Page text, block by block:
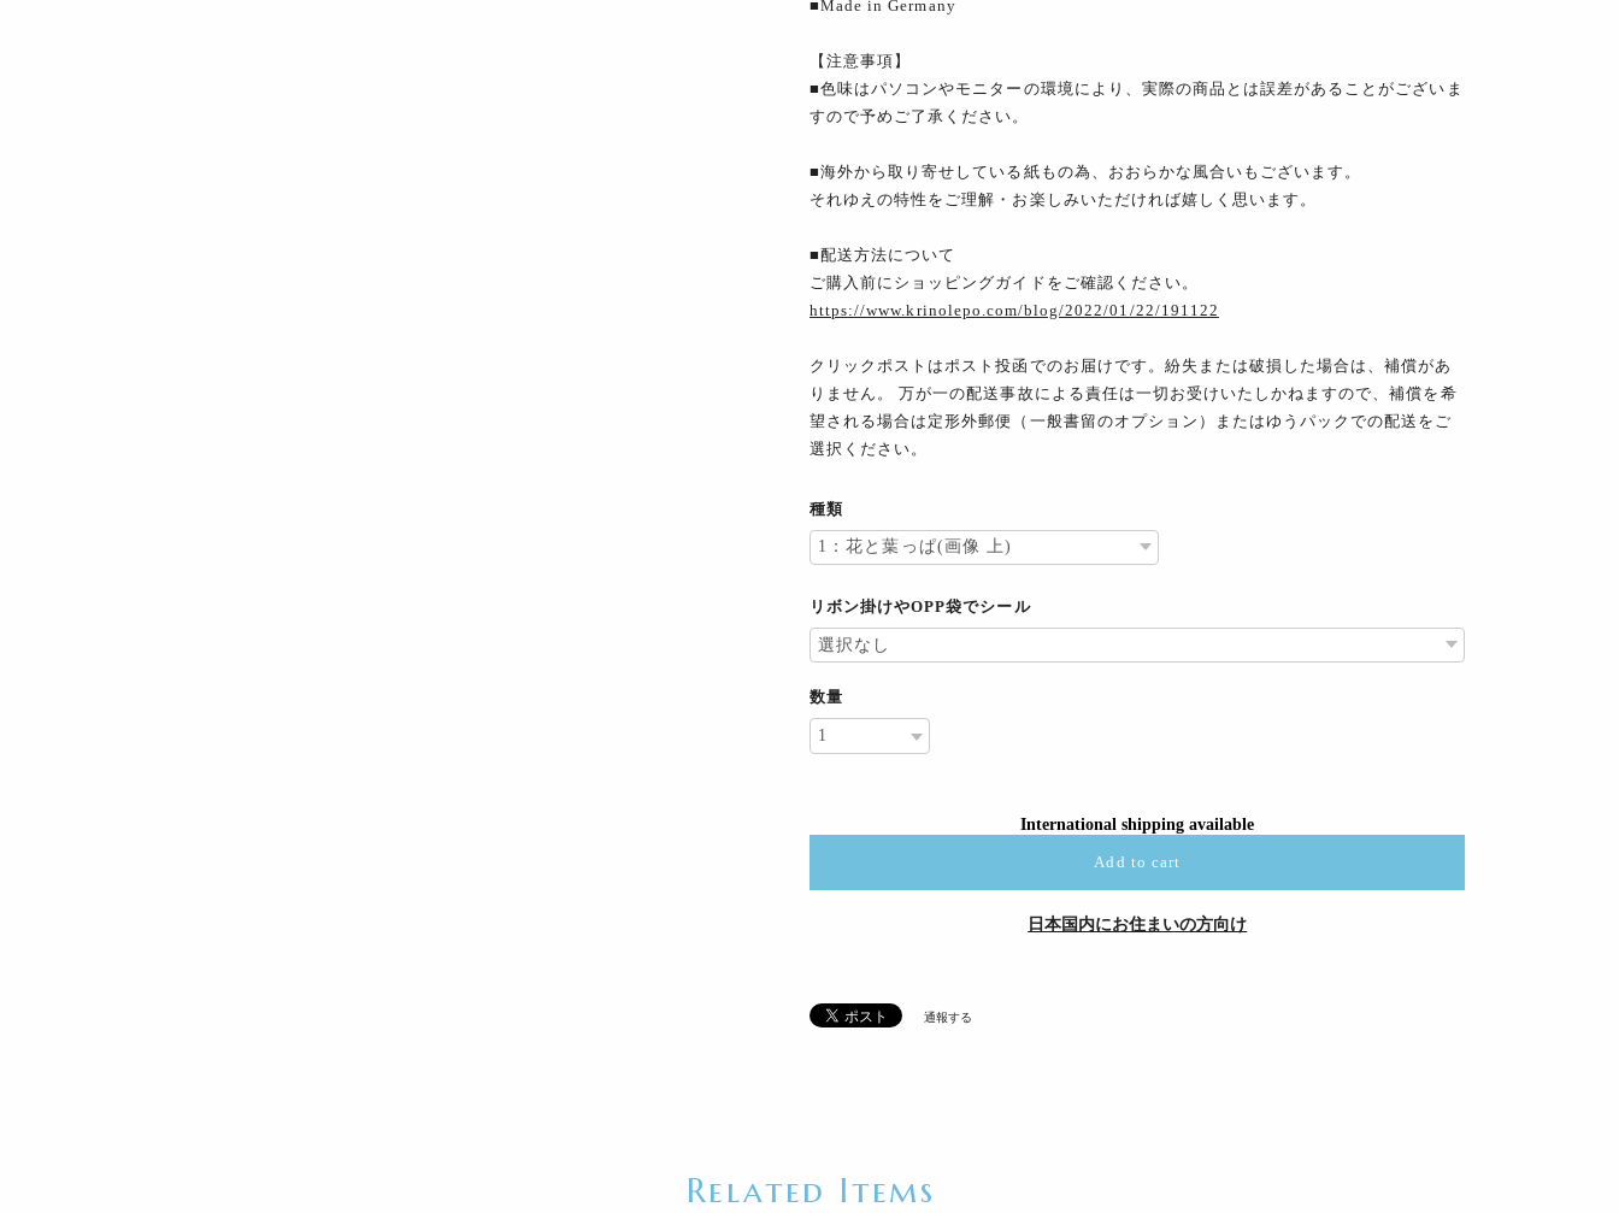
■Made in Germany
【注意事項】
■色味はパソコンやモニターの環境により、実際の商品とは誤差があることがございま
すので予めご了承ください。
■海外から取り寄せしている紙もの為、おおらかな風合いもございます。
それゆえの特性をご理解・お楽しみいただければ嬉しく思います。
■配送方法について
ご購入前にショッピングガイドをご確認ください。
https://www.krinolepo.com/blog/2022/01/22/191122
クリックポストはポスト投函でのお届けです。紛失または破損した場合は、補償があ
りません。 万が一の配送事故による責任は一切お受けいたしかねますので、補償を希
望される場合は定形外郵便（一般書留のオプション）またはゆうパックでの配送をご
選択ください。
種類
リボン掛けやOPP袋でシール
数量
International shipping available
Add to cart
日本国内にお住まいの方向け
通報する
Related Items